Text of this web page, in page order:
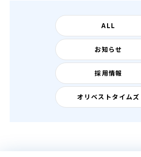
ALL
お知らせ
採用情報
オリベストタイムズ